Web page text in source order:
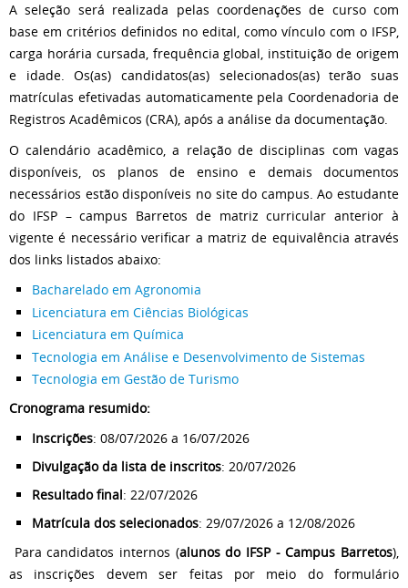
A seleção será realizada pelas coordenações de curso com
base em critérios definidos no edital, como vínculo com o IFSP,
carga horária cursada, frequência global, instituição de origem
e idade. Os(as) candidatos(as) selecionados(as) terão suas
matrículas efetivadas automaticamente pela Coordenadoria de
Registros Acadêmicos (CRA), após a análise da documentação.
O calendário acadêmico, a relação de disciplinas com vagas
disponíveis, os planos de ensino e demais documentos
necessários estão disponíveis no site do campus. Ao estudante
do IFSP – campus Barretos de matriz curricular anterior à
vigente é necessário verificar a matriz de equivalência através
dos links listados abaixo:
Bacharelado em Agronomia
Licenciatura em Ciências Biológicas
Licenciatura em Química
Tecnologia em Análise e Desenvolvimento de Sistemas
Tecnologia em Gestão de Turismo
Cronograma resumido:
Inscrições: 08/07/2026 a 16/07/2026
Divulgação da lista de inscritos: 20/07/2026
Resultado final: 22/07/2026
Matrícula dos selecionados: 29/07/2026 a 12/08/2026
Para candidatos internos (alunos do IFSP - Campus Barretos),
as inscrições devem ser feitas por meio do formulário